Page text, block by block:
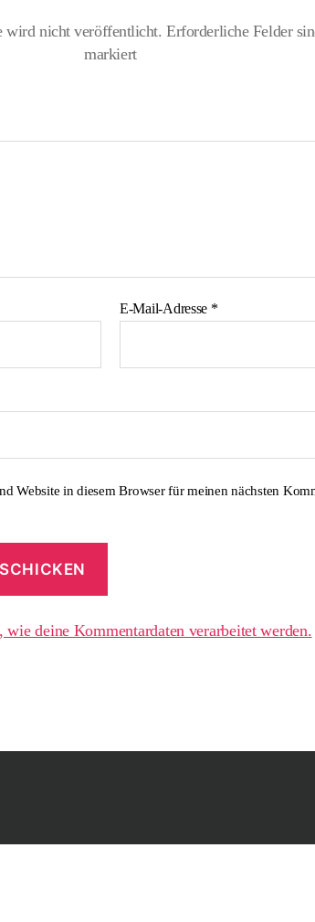
wird nicht veröffentlicht. Erforderliche Felder
markiert
E-Mail-Adresse *
Website in diesem Browser für meinen nächsten
wie deine Kommentardaten verarbeitet werden.